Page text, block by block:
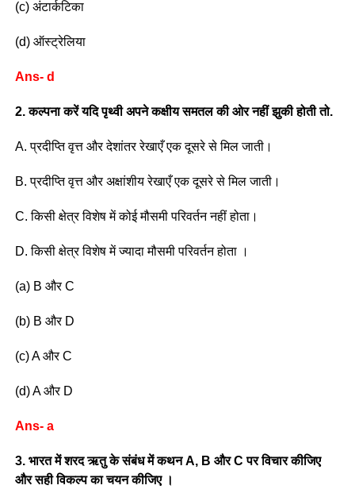
(c) अंटार्कटिका
(d) ऑस्ट्रेलिया
Ans- d
2. कल्पना करें यदि पृथ्वी अपने कक्षीय समतल की ओर नहीं झुकी होती तो.
A. प्रदीप्ति वृत्त और देशांतर रेखाएँ एक दूसरे से मिल जाती।
B. प्रदीप्ति वृत्त और अक्षांशीय रेखाएँ एक दूसरे से मिल जाती।
C. किसी क्षेत्र विशेष में कोई मौसमी परिवर्तन नहीं होता।
D. किसी क्षेत्र विशेष में ज्यादा मौसमी परिवर्तन होता ।
(a) B और C
(b) B और D
(c) A और C
(d) A और D
Ans- a
3. भारत में शरद ऋतु के संबंध में कथन A, B और C पर विचार कीजिए
और सही विकल्प का चयन कीजिए ।